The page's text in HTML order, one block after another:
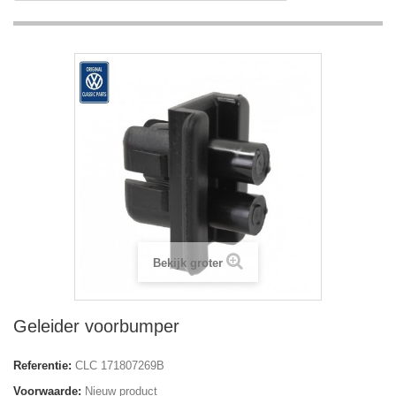
Bekijk groter
Geleider voorbumper
Referentie: CLC 171807269B
Voorwaarde: Nieuw product